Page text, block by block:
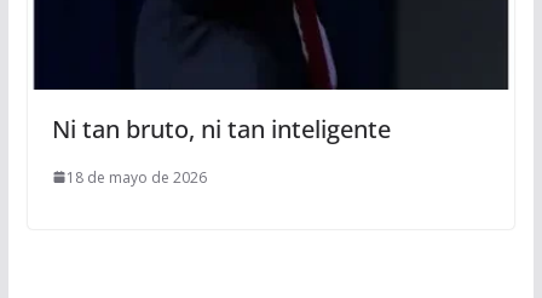
Ni tan bruto, ni tan inteligente
18 de mayo de 2026